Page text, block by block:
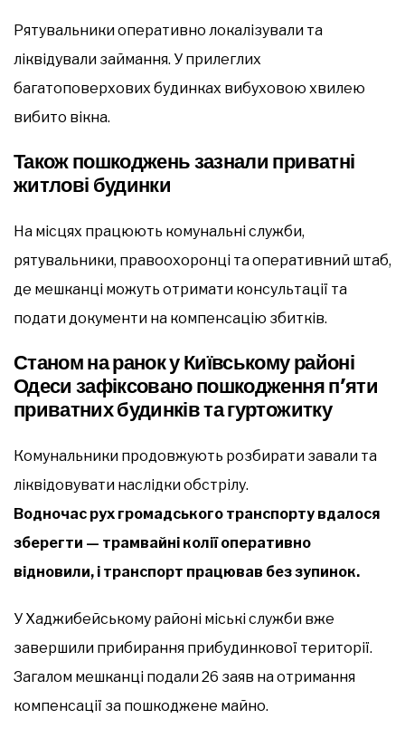
Рятувальники оперативно локалізували та
ліквідували займання. У прилеглих
багатоповерхових будинках вибуховою хвилею
вибито вікна.
Також пошкоджень зазнали приватні
житлові будинки
На місцях працюють комунальні служби,
рятувальники, правоохоронці та оперативний штаб,
де мешканці можуть отримати консультації та
подати документи на компенсацію збитків.
Станом на ранок у Київському районі
Одеси зафіксовано пошкодження п’яти
приватних будинків та гуртожитку
Комунальники продовжують розбирати завали та
ліквідовувати наслідки обстрілу.
Водночас рух громадського транспорту вдалося
зберегти — трамвайні колії оперативно
відновили, і транспорт працював без зупинок.
У Хаджибейському районі міські служби вже
завершили прибирання прибудинкової території.
Загалом мешканці подали 26 заяв на отримання
компенсації за пошкоджене майно.